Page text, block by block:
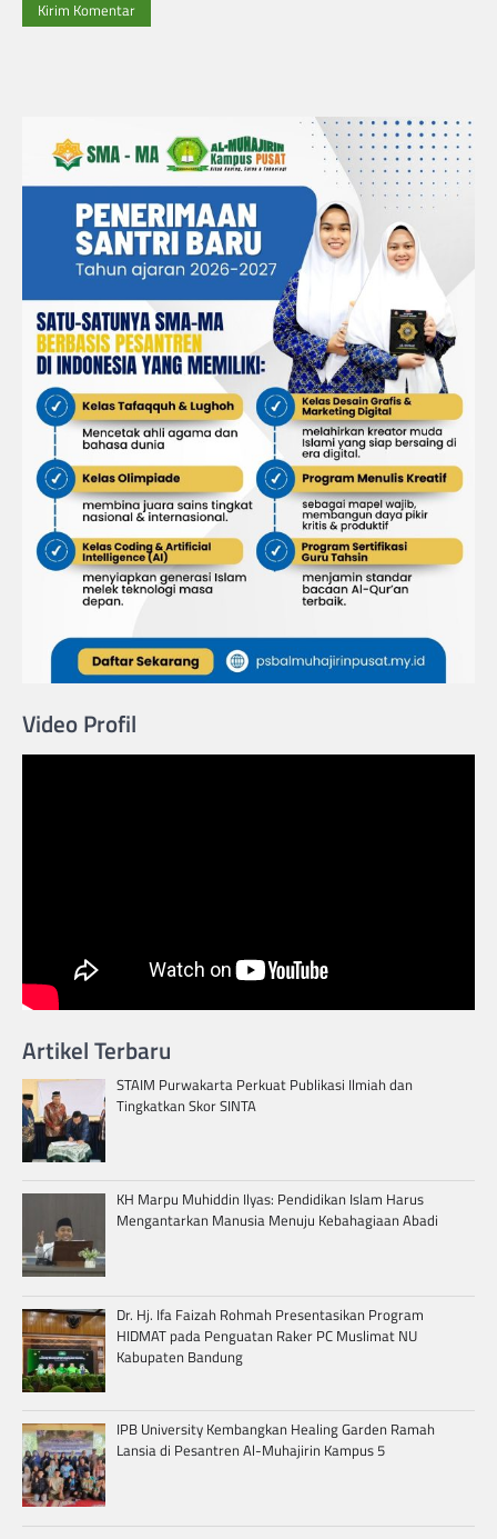
Video Profil
Artikel Terbaru
STAIM Purwakarta Perkuat Publikasi Ilmiah dan
Tingkatkan Skor SINTA
KH Marpu Muhiddin Ilyas: Pendidikan Islam Harus
Mengantarkan Manusia Menuju Kebahagiaan Abadi
Dr. Hj. Ifa Faizah Rohmah Presentasikan Program
HIDMAT pada Penguatan Raker PC Muslimat NU
Kabupaten Bandung
IPB University Kembangkan Healing Garden Ramah
Lansia di Pesantren Al-Muhajirin Kampus 5